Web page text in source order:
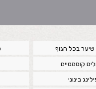
בכל הגוף
קוסמטיים
בינוני